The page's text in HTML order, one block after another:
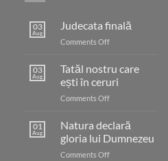
03
Aug
Judecata finală
Comments Offon
03
Aug
Tatăl nostru care
ești în ceruri
Comments Offon
nostru
care
ești
în
01
Aug
Natura declară
gloria lui Dumnezeu
Comments Offon